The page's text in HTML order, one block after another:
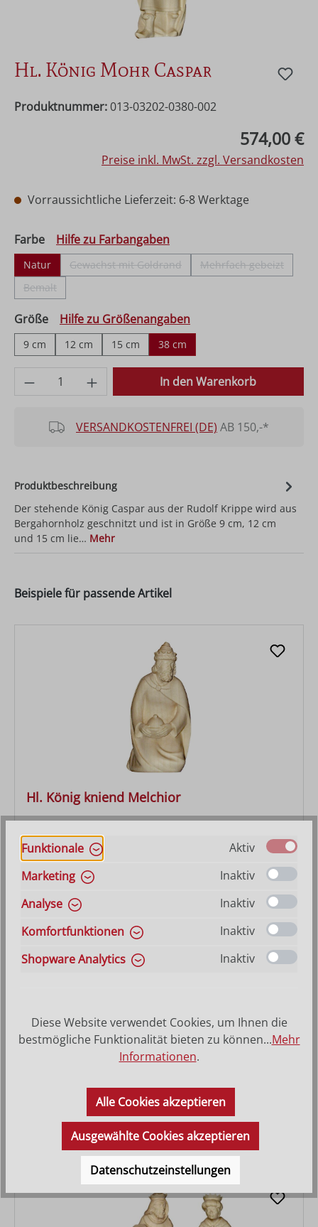
Hl. König Mohr Caspar
Produktnummer: 013-03202-0380-002
574,00 €
Preise inkl. MwSt. zzgl. Versandkosten
Vorraussichtliche Lieferzeit: 6-8 Werktage
Farbeauswählen
Hilfe zu Farbangaben
Natur Gewachst mit Goldrand
(Diese Option ist zurzeit nicht verfügbar.)
Mehrfach gebeizt
(Diese Option ist
Bemalt
(Diese Option ist zurzeit nicht verfügbar.)
Größeauswählen
Hilfe zu Größenangaben
9 cm 12 cm 15 cm 38 cm
Produkt Anzahl: Gib den gewünschten
In den Warenkorb
VERSANDKOSTENFREI (DE) AB 150,-*
Produktbeschreibung
Der stehende König Caspar aus der Rudolf Krippe wird aus
Bergahornholz geschnitzt und ist in Größe 9 cm, 12 cm
und 15 cm lie… Mehr
Beispiele für passende Artikel
Hl. König kniend Melchior
Varianten ab28,80 €
Regulärer Preis:
574,00 €
28,80 €
Regulärer Preis:
574,00 €
Funktionale
Aktiv
Marketing
Inaktiv
Analyse
Inaktiv
Komfortfunktionen
Inaktiv
Shopware Analytics
Inaktiv
Diese Website verwendet Cookies, um Ihnen die
bestmögliche Funktionalität bieten zu können...Mehr
Informationen.
Alle Cookies akzeptieren
Ausgewählte Cookies akzeptieren
Datenschutzeinstellungen